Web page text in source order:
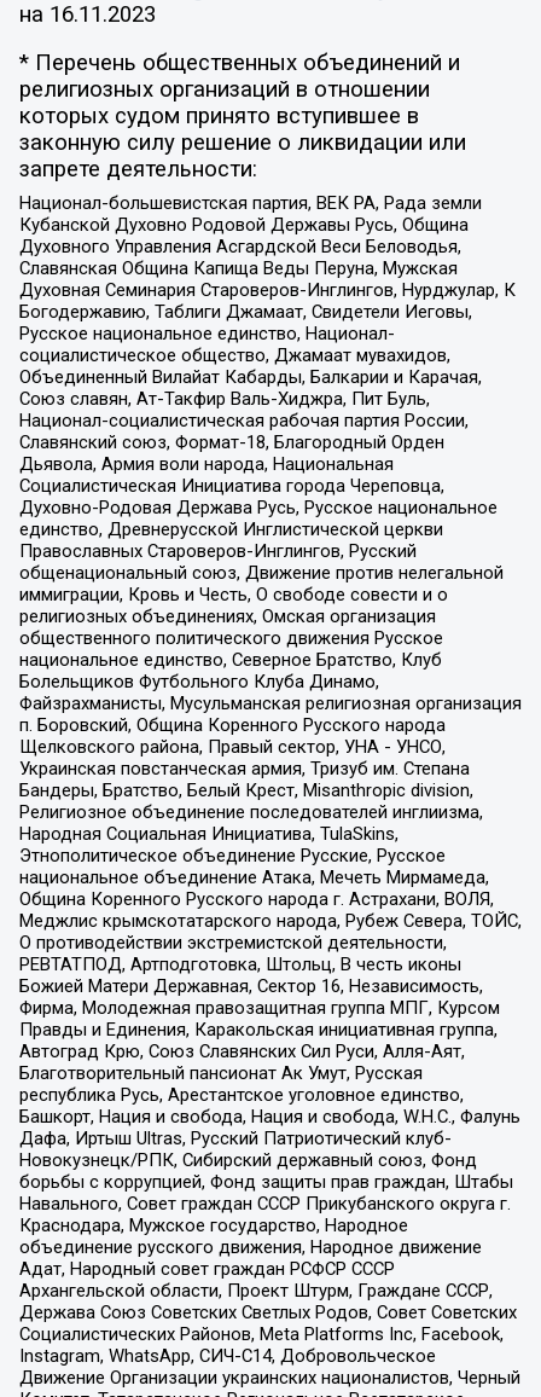
на 16.11.2023
* Перечень общественных объединений и
религиозных организаций в отношении
которых судом принято вступившее в
законную силу решение о ликвидации или
запрете деятельности:
Национал-большевистская партия, ВЕК РА, Рада земли
Кубанской Духовно Родовой Державы Русь, Община
Духовного Управления Асгардской Веси Беловодья,
Славянская Община Капища Веды Перуна, Мужская
Духовная Семинария Староверов-Инглингов, Нурджулар, К
Богодержавию, Таблиги Джамаат, Свидетели Иеговы,
Русское национальное единство, Национал-
социалистическое общество, Джамаат мувахидов,
Объединенный Вилайат Кабарды, Балкарии и Карачая,
Союз славян, Ат-Такфир Валь-Хиджра, Пит Буль,
Национал-социалистическая рабочая партия России,
Славянский союз, Формат-18, Благородный Орден
Дьявола, Армия воли народа, Национальная
Социалистическая Инициатива города Череповца,
Духовно-Родовая Держава Русь, Русское национальное
единство, Древнерусской Инглистической церкви
Православных Староверов-Инглингов, Русский
общенациональный союз, Движение против нелегальной
иммиграции, Кровь и Честь, О свободе совести и о
религиозных объединениях, Омская организация
общественного политического движения Русское
национальное единство, Северное Братство, Клуб
Болельщиков Футбольного Клуба Динамо,
Файзрахманисты, Мусульманская религиозная организация
п. Боровский, Община Коренного Русского народа
Щелковского района, Правый сектор, УНА - УНСО,
Украинская повстанческая армия, Тризуб им. Степана
Бандеры, Братство, Белый Крест, Misanthropic division,
Религиозное объединение последователей инглиизма,
Народная Социальная Инициатива, TulaSkins,
Этнополитическое объединение Русские, Русское
национальное объединение Атака, Мечеть Мирмамеда,
Община Коренного Русского народа г. Астрахани, ВОЛЯ,
Меджлис крымскотатарского народа, Рубеж Севера, ТОЙС,
О противодействии экстремистской деятельности,
РЕВТАТПОД, Артподготовка, Штольц, В честь иконы
Божией Матери Державная, Сектор 16, Независимость,
Фирма, Молодежная правозащитная группа МПГ, Курсом
Правды и Единения, Каракольская инициативная группа,
Автоград Крю, Союз Славянских Сил Руси, Алля-Аят,
Благотворительный пансионат Ак Умут, Русская
республика Русь, Арестантское уголовное единство,
Башкорт, Нация и свобода, Нация и свобода, W.H.С., Фалунь
Дафа, Иртыш Ultras, Русский Патриотический клуб-
Новокузнецк/РПК, Сибирский державный союз, Фонд
борьбы с коррупцией, Фонд защиты прав граждан, Штабы
Навального, Совет граждан СССР Прикубанского округа г.
Краснодара, Мужское государство, Народное
объединение русского движения, Народное движение
Адат, Народный совет граждан РСФСР СССР
Архангельской области, Проект Штурм, Граждане СССР,
Держава Союз Советских Светлых Родов, Совет Советских
Социалистических Районов, Meta Platforms Inc, Facebook,
Instagram, WhatsApp, СИЧ-С14, Добровольческое
Движение Организации украинских националистов, Черный